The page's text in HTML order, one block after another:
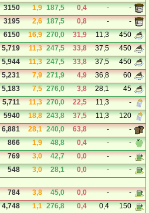
3150 1,9 187,5 0,4 -
-
3195 2,6 187,5 0,8 -
-
6150 16,9 270,0 31,9 11,3
450
5,719 11,3 247,5 33,8 37,5
450
5,944 11,3 247,5 33,8 37,5
450
5,231 7,9 271,9 4,9 36,8
60
5,183 7,5 276,0 3,8 28,1
45
5,711 11,3 270,0 22,5 11,3
-
5940 18,8 243,8 37,5 11,3
120
6,881 28,1 240,0 63,8 -
-
866 1,9 48,8 0,4 -
-
769 3,0 42,7 0,0 -
-
548 3,0 28,1 0,0 - -
784 3,8 45,0 0,0 -
-
4,748 1,1 276,8 0,4 0,4
150